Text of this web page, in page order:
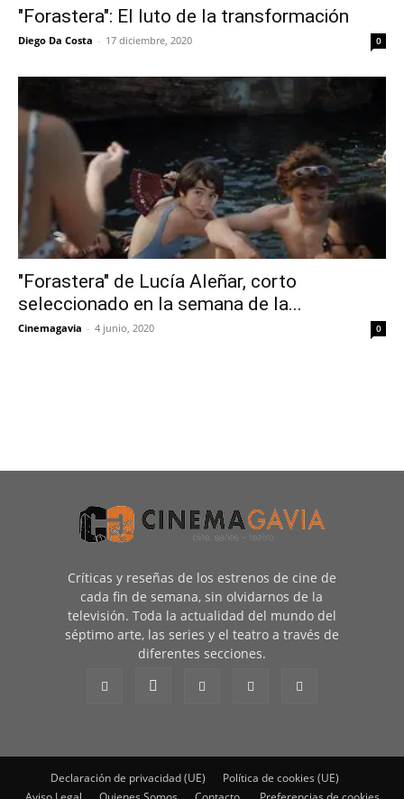
"Forastera": El luto de la transformación
Diego Da Costa - 17 diciembre, 2020 0
"Forastera" de Lucía Aleñar, corto
seleccionado en la semana de la...
Cinemagavia - 4 junio, 2020 0
Críticas y reseñas de los estrenos de cine de
cada fin de semana, sin olvidarnos de la
televisión. Toda la actualidad del mundo del
séptimo arte, las series y el teatro a través de
diferentes secciones.
Declaración de privacidad (UE)
Política de cookies (UE)